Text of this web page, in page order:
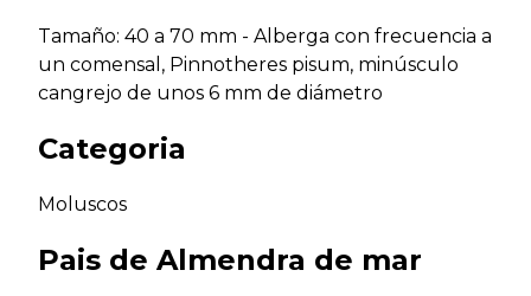
Tamaño: 40 a 70 mm - Alberga con frecuencia a
un comensal, Pinnotheres pisum, minúsculo
cangrejo de unos 6 mm de diámetro
Categoria
Moluscos
Pais de Almendra de mar